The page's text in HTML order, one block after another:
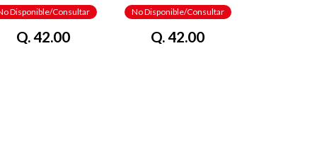
ESPINILLAS.
POLARIS
Disponible/Consultar
Q. 42.00
No Disponible/Consultar
Q. 42.00